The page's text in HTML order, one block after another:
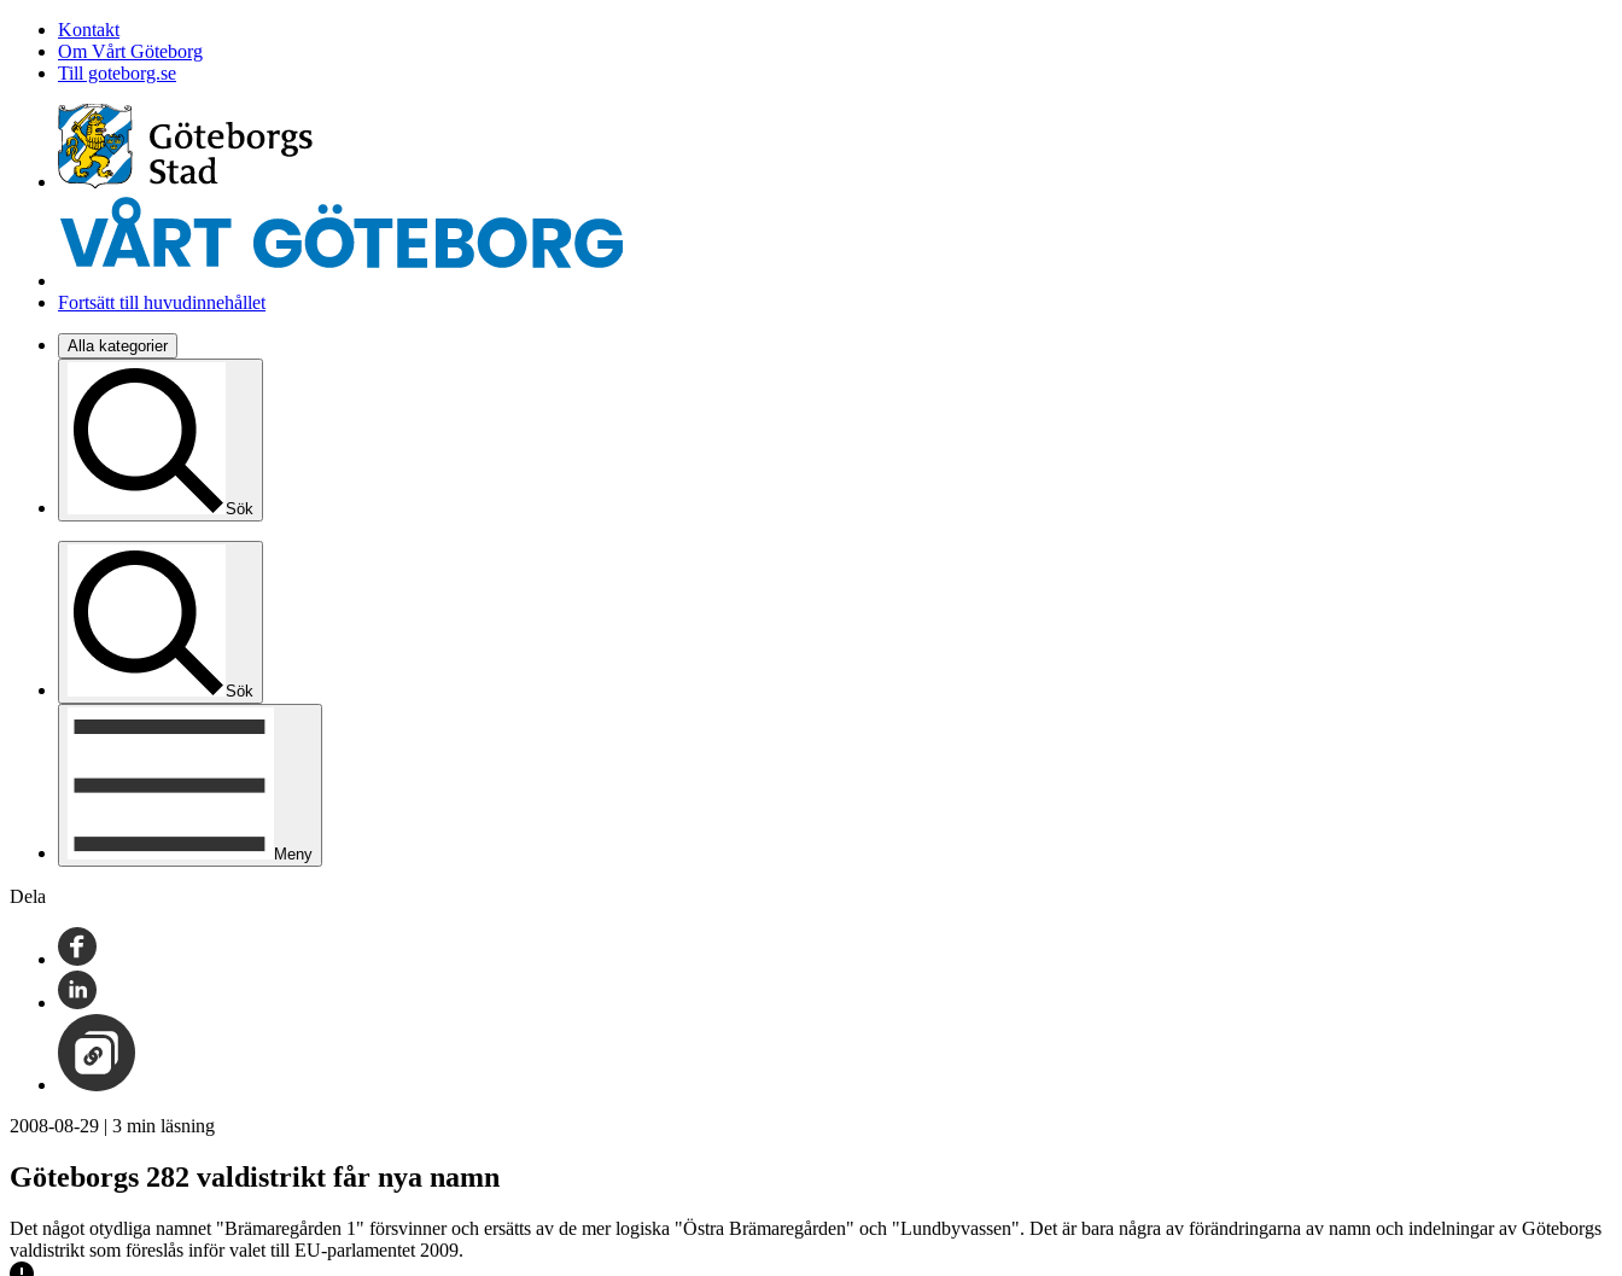
Kontakt
Om Vårt Göteborg
Till goteborg.se
Fortsätt till huvudinnehållet
Alla kategorier
Sök
Sök
Meny
Dela
2008-08-29 | 3 min läsning
Göteborgs 282 valdistrikt får nya namn
Det något otydliga namnet "Brämaregården 1" försvinner och ersätts av de mer logiska "Östra Brämaregården" och "Lundbyvassen". Det är bara några av förändringarna av namn och indelningar av Göteborgs
valdistrikt som föreslås inför valet till EU-parlamentet 2009.